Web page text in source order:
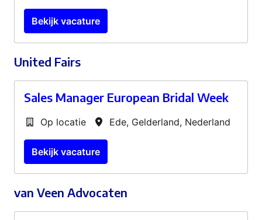
Bekijk vacature
United Fairs
Sales Manager European Bridal Week
Op locatie Ede, Gelderland, Nederland
Bekijk vacature
van Veen Advocaten